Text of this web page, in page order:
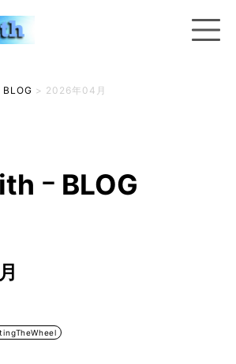
> 2026年04月
ｰ BLOG